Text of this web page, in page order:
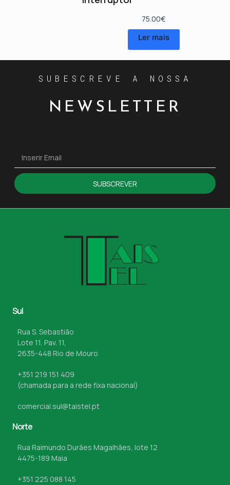
75.00€
Ler mais
SUBESCREVE A NOSSA
NEWSLETTER
SUBSCREVER
Sul
Rua S. Sebastião
Lote 11, Pav. 11,
2635-448 Rio de Mouro
+351 219 151 409
(chamada para a rede fixa nacional)
comercial.sul@taistel.pt
Norte
Rua Raimundo Durães Magalhães, lote 12
4475-189 Maia
+351 225 088 145